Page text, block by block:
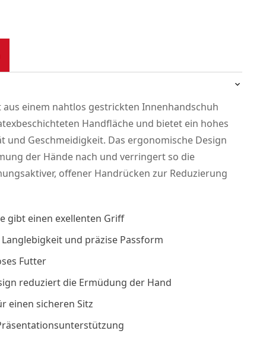
einem nahtlos gestrickten Innenhandschuh
Handfläche und bietet ein hohes
und Geschmeidigkeit. Das ergonomische Design
der Hände nach und verringert so die
offener Handrücken zur Reduzierung
gibt einen exellenten Griff
und präzise Passform
Futter
reduziert die Ermüdung der Hand
einen sicheren Sitz